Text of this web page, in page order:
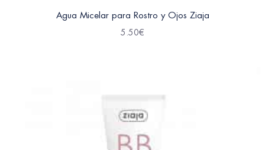
Agua Micelar para Rostro y Ojos Ziaja
5.50€